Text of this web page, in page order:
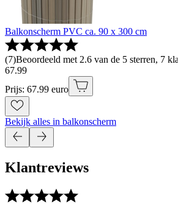
Balkonscherm PVC ca. 90 x 300 cm
(7)Beoordeeld met 2.6 van de 5 sterren, 7
67.99
Prijs: 67.99 euro
Bekijk alles in balkonscherm
Klantreviews